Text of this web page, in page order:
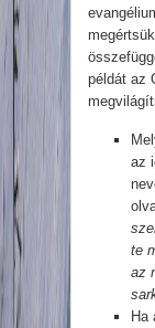
példát az
az
te
az
Ha